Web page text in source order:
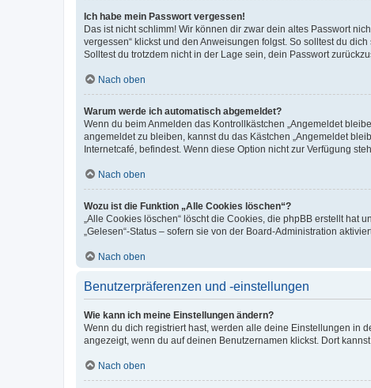
Ich habe mein Passwort vergessen!
Das ist nicht schlimm! Wir können dir zwar dein altes Passwort
vergessen“ klickst und den Anweisungen folgst. So solltest du
Solltest du trotzdem nicht in der Lage sein, dein Passwort
Nach oben
Warum werde ich automatisch abgemeldet?
Wenn du beim Anmelden das Kontrollkästchen „Angemeldet
angemeldet zu bleiben, kannst du das Kästchen „Angemeldet
Internetcafé, befindest. Wenn diese Option nicht zur Verfügung
Nach oben
Wozu ist die Funktion „Alle Cookies löschen“?
„Alle Cookies löschen“ löscht die Cookies, die phpBB erstellt hat
„Gelesen“-Status – sofern sie von der Board-Administration
Nach oben
Benutzerpräferenzen und -einstellungen
Wie kann ich meine Einstellungen ändern?
Wenn du dich registriert hast, werden alle deine Einstellungen in
angezeigt, wenn du auf deinen Benutzernamen klickst. Dort
Nach oben